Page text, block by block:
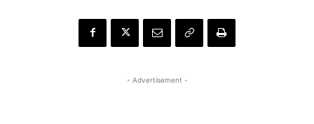
- Advertisement -